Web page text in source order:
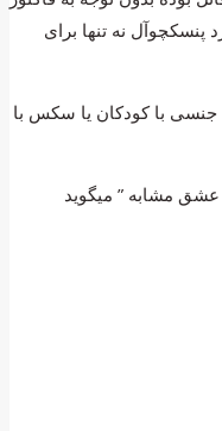
نه تنها برای
با کودکان یا سکس با